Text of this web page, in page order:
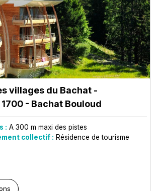
villages du Bachat -
- Bachat Bouloud
: A 300 m maxi des pistes
collectif : Résidence de tourisme